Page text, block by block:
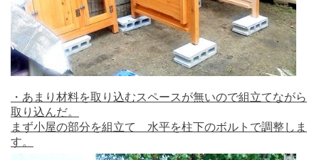
・あまり材料を取り込むスペースが無いので組立てながら
取り込んだ。
まず小屋の部分を組立て 水平を柱下のボルトで調整しま
す。